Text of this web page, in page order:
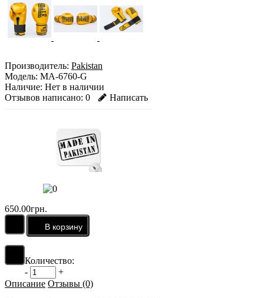
Производитель: Pakistan
Модель: MA-6760-G
Наличие: Нет в наличии
Отзывов написано: 0 Написать
650.00грн.
Количество:
-
+
Описание Отзывы (0)